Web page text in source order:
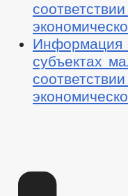
субъектах